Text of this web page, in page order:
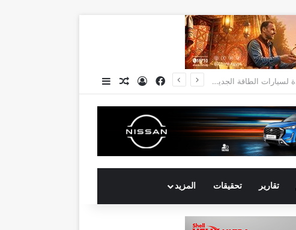
انكوش ارورا ضمن قائمة أقوى 100 رئيس تنفيذي في الشرق الأوسط لعام 2026 في قائمة فوربس الشرق الأوسط” فيسبوكتسجيل الدخول
مقال عشوائي
إضافة عمود جانبي
تقارير تحقيقات المزيد